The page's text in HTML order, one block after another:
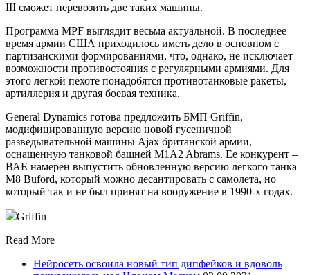
III сможет перевозить две таких машины.
Программа MPF выглядит весьма актуальной. В последнее
время армии США приходилось иметь дело в основном с
партизанскими формированиями, что, однако, не исключает
возможности противостояния с регулярными армиями. Для
этого легкой пехоте понадобятся противотанковые ракеты,
артиллерия и другая боевая техника.
General Dynamics готова предложить БМП Griffin,
модифицированную версию новой гусеничной
разведывательной машины Ajax британской армии,
оснащенную танковой башней M1A2 Abrams. Ее конкурент –
ВАЕ намерен выпустить обновленную версию легкого танка
M8 Buford, который можно десантировать с самолета, но
который так и не был принят на вооружение в 1990-х годах.
Griffin
Read More
Нейросеть освоила новый тип дипфейков и вдоволь